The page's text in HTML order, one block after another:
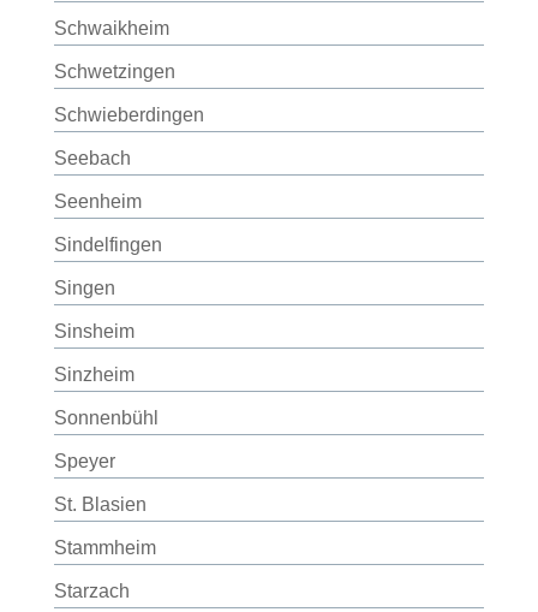
Schwaikheim
Schwetzingen
Schwieberdingen
Seebach
Seenheim
Sindelfingen
Singen
Sinsheim
Sinzheim
Sonnenbühl
Speyer
St. Blasien
Stammheim
Starzach